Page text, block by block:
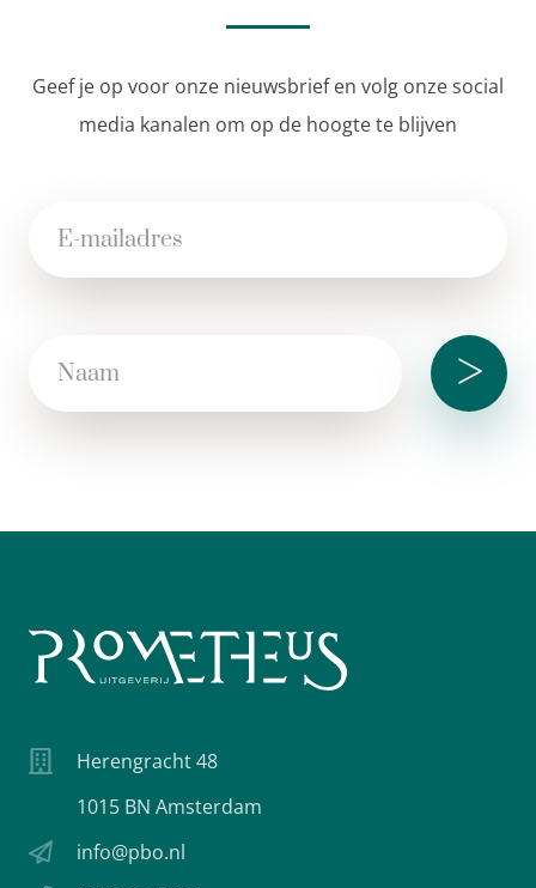
Geef je op voor onze nieuwsbrief en volg onze social
media kanalen om op de hoogte te blijven
>
Herengracht 48
1015 BN Amsterdam
info@pbo.nl